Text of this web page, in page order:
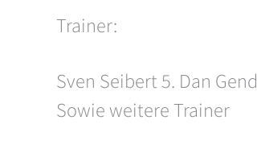
Trainer:
Sven Seibert 5. Dan
Sowie weitere Trainer